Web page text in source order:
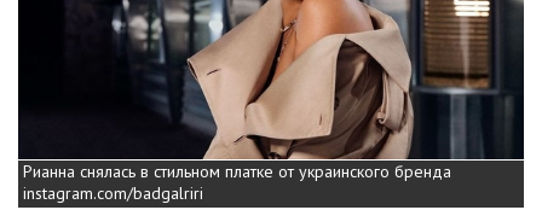
Рианна снялась в стильном платке от украинского бренда
instagram.com/badgalriri